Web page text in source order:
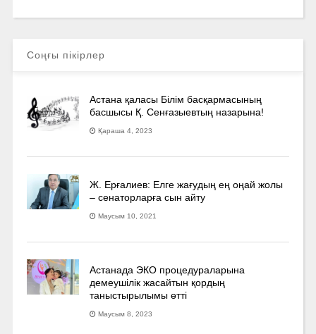
Соңғы пікірлер
Астана қаласы Білім басқармасының
басшысы Қ. Сенғазыевтың назарына!
Қараша 4, 2023
Ж. Ерғалиев: Елге жағудың ең оңай жолы
– сенаторларға сын айту
Маусым 10, 2021
Астанада ЭКО процедураларына
демеушілік жасайтын қордың
таныстырылымы өтті
Маусым 8, 2023